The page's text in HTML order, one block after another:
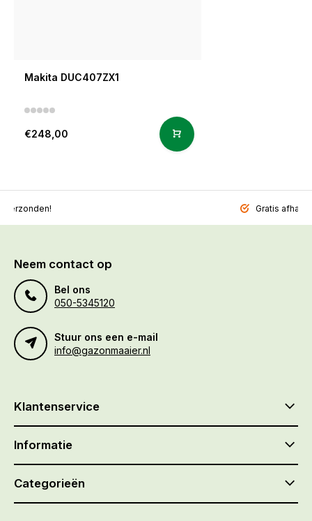
Makita DUC407ZX1
€248,00
verzonden! Gratis
Neem contact op
Bel ons
050-5345120
Stuur ons een e-mail
info@gazonmaaier.nl
Klantenservice
Informatie
Categorieën